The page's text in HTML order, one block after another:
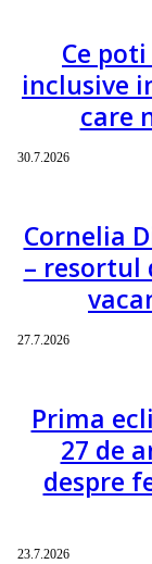
Ce
inclusive
care
30.7.2026
Cornelia
– resortul
27.7.2026
Prima
27 de
despre
23.7.2026